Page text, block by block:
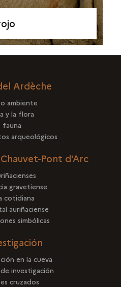
Ardèche
ambiente
y la flora
fauna
arqueológicos
Pont d'Arc
gravetiense
cotidiana
auriñaciense
simbólicas
en la cueva
investigación
cruzados